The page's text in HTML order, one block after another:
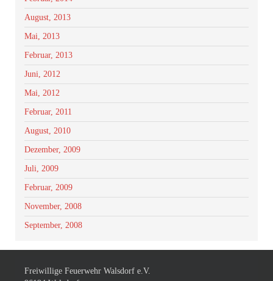
August, 2013
Mai, 2013
Februar, 2013
Juni, 2012
Mai, 2012
Februar, 2011
August, 2010
Dezember, 2009
Juli, 2009
Februar, 2009
November, 2008
September, 2008
Freiwillige Feuerwehr Walsdorf e.V.